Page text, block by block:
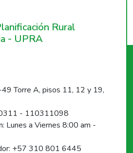
Rural
- UPRA
Torre A, pisos 11, 12 y 19,
- 110311098
Lunes a Viernes 8:00 am -
+57 310 801 6445